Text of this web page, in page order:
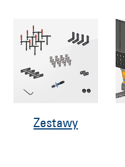
Zestawy